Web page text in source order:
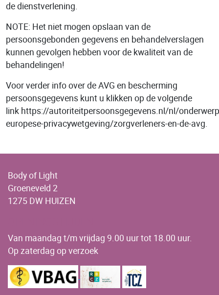
de dienstverlening.
NOTE: Het niet mogen opslaan van de
persoonsgebonden gegevens en behandelverslagen
kunnen gevolgen hebben voor de kwaliteit van de
behandelingen!
Voor verder info over de AVG en bescherming
persoonsgegevens kunt u klikken op de volgende
link https://autoriteitpersoonsgegevens.nl/nl/
europese-privacywetgeving/zorgverleners-en-de-avg.
Body of Light
Groeneveld 2
1275 DW HUIZEN
Van maandag t/m vrijdag 9.00 uur tot 18.00 uur.
Op zaterdag op verzoek